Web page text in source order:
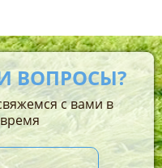
тарой, способной
впитывают жидкость,
надежно защищают
полипропиленовой
ВОПРОСЫ?
с вами в